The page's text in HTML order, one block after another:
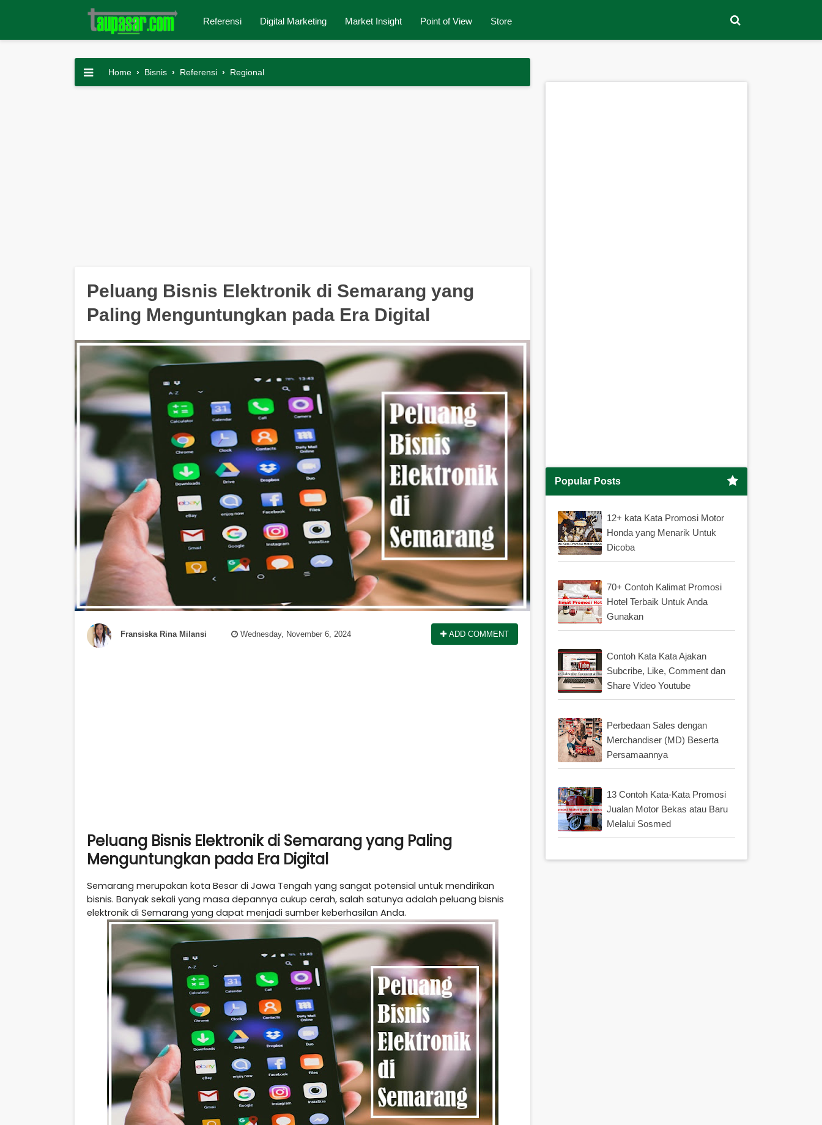
Referensi Digital Marketing Market Insight Point of View Store
Home › Bisnis › Referensi › Regional
Peluang Bisnis Elektronik di Semarang yang
Paling Menguntungkan pada Era Digital
Fransiska Rina Milansi Wednesday, November 6, 2024 ADD COMMENT
Peluang Bisnis Elektronik di Semarang yang Paling
Menguntungkan pada Era Digital
Semarang merupakan kota Besar di Jawa Tengah yang sangat potensial untuk mendirikan
bisnis. Banyak sekali yang masa depannya cukup cerah, salah satunya adalah peluang bisnis
elektronik di Semarang yang dapat menjadi sumber keberhasilan Anda.
Popular Posts
12+ kata Kata Promosi Motor
Honda yang Menarik Untuk
Dicoba
70+ Contoh Kalimat Promosi
Hotel Terbaik Untuk Anda
Gunakan
Contoh Kata Kata Ajakan
Subcribe, Like, Comment dan
Share Video Youtube
Perbedaan Sales dengan
Merchandiser (MD) Beserta
Persamaannya
13 Contoh Kata-Kata Promosi
Jualan Motor Bekas atau Baru
Melalui Sosmed